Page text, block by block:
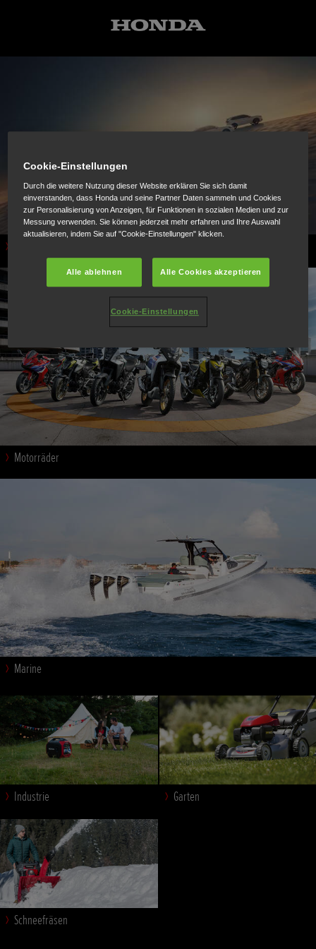
Motorräder
Marine
Industrie Garten
Schneefräsen
Cookie-Einstellungen
Durch die weitere Nutzung dieser Website erklären Sie sich damit
einverstanden, dass Honda und seine Partner Daten sammeln und Cookies
zur Personalisierung von Anzeigen, für Funktionen in sozialen Medien und zur
Messung verwenden. Sie können jederzeit mehr erfahren und Ihre Auswahl
aktualisieren, indem Sie auf "Cookie-Einstellungen" klicken.
Alle ablehnen Alle Cookies akzeptieren
Cookie-Einstellungen